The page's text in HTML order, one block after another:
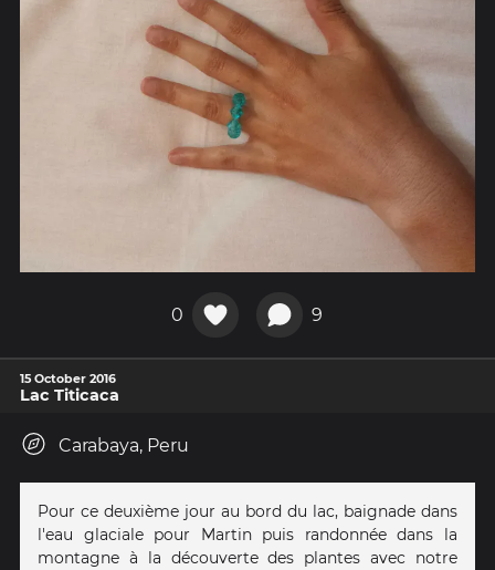
0 9
15 October 2016
Lac Titicaca
Carabaya, Peru
Pour ce deuxième jour au bord du lac, baignade dans
l'eau glaciale pour Martin puis randonnée dans la
montagne à la découverte des plantes avec notre